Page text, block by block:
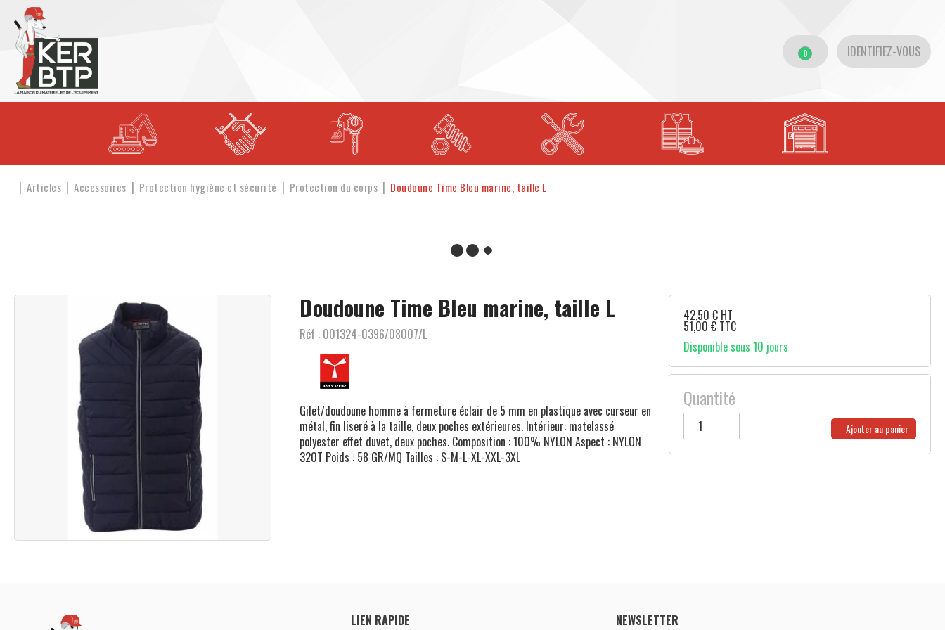
0 IDENTIFIEZ-VOUS
Articles Accessoires Protection hygiène et sécurité Protection du corps Doudoune Time Bleu marine, taille L
Doudoune Time Bleu marine, taille L
Réf : 001324-0396/08007/L
Gilet/doudoune homme à fermeture éclair de 5 mm en plastique avec curseur en
métal, fin liseré à la taille, deux poches extérieures. Intérieur: matelassé
polyester effet duvet, deux poches. Composition : 100% NYLON Aspect : NYLON
320T Poids : 58 GR/MQ Tailles : S-M-L-XL-XXL-3XL
42,50€ HT
51,00€ TTC
Disponible sous 10 jours
Quantité
Ajouter au panier
LIEN RAPIDE NEWSLETTER